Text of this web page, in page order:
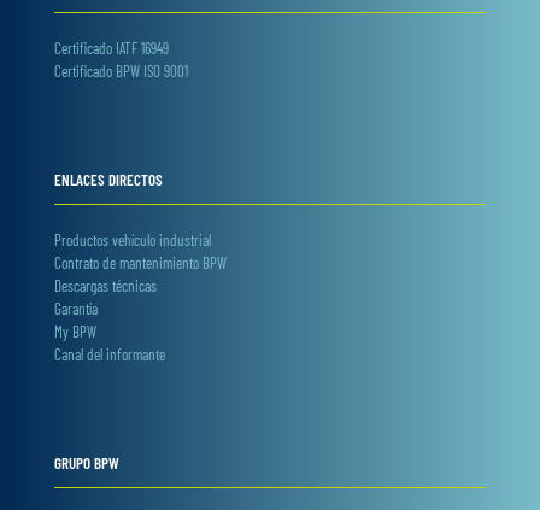
Certificado IATF 16949
Certificado BPW ISO 9001
ENLACES DIRECTOS
Productos vehículo industrial
Contrato de mantenimiento BPW
Descargas técnicas
Garantía
My BPW
Canal del informante
GRUPO BPW